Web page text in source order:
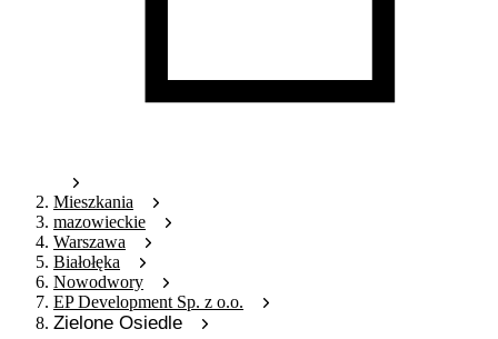
Mieszkania
mazowieckie
Warszawa
Białołęka
Nowodwory
EP Development Sp. z o.o.
Zielone Osiedle